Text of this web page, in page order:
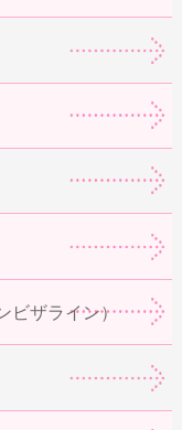
ビザライン）